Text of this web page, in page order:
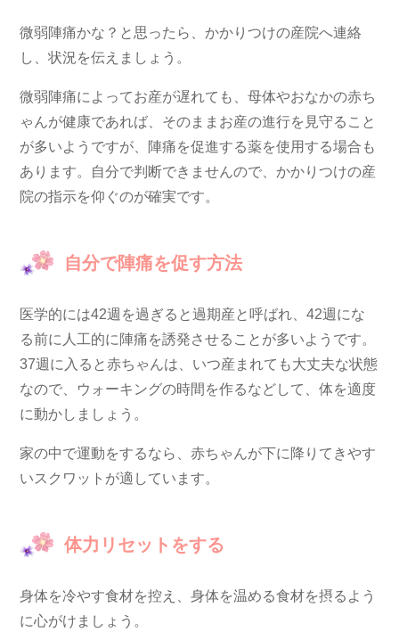
微弱陣痛かな？と思ったら、かかりつけの産院へ連絡
し、状況を伝えましょう。
微弱陣痛によってお産が遅れても、母体やおなかの赤ち
ゃんが健康であれば、そのままお産の進行を見守ること
が多いようですが、陣痛を促進する薬を使用する場合も
あります。自分で判断できませんので、かかりつけの産
院の指示を仰ぐのが確実です。
自分で陣痛を促す方法
医学的には42週を過ぎると過期産と呼ばれ、42週にな
る前に人工的に陣痛を誘発させることが多いようです。
37週に入ると赤ちゃんは、いつ産まれても大丈夫な状態
なので、ウォーキングの時間を作るなどして、体を適度
に動かしましょう。
家の中で運動をするなら、赤ちゃんが下に降りてきやす
いスクワットが適しています。
体力リセットをする
身体を冷やす食材を控え、身体を温める食材を摂るよう
に心がけましょう。